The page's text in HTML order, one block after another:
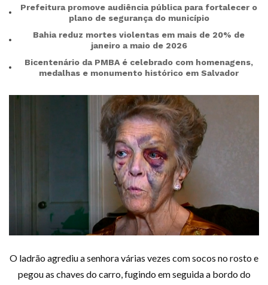
Prefeitura promove audiência pública para fortalecer o
plano de segurança do município
Bahia reduz mortes violentas em mais de 20% de
janeiro a maio de 2026
Bicentenário da PMBA é celebrado com homenagens,
medalhas e monumento histórico em Salvador
O ladrão agrediu a senhora várias vezes com socos no rosto e
pegou as chaves do carro, fugindo em seguida a bordo do